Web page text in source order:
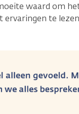
waard om
te